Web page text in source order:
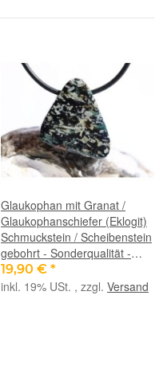
Glaukophan mit Granat /
Glaukophanschiefer (Eklogit)
Schmuckstein / Scheibenstein
gebohrt - Sonderqualität -
Handarbeit - ca. 2,8 cm x 2,4
cm x 0,5cm
19,90 € *
inkl. 19% USt. , zzgl. Versand